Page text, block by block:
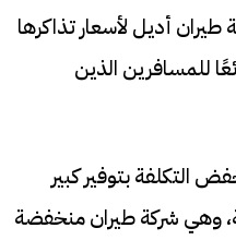
أديل لأسعار تذاكرها
للمسافرين الذين
التكلفة بتوفير كبير
وهي شركة طيران منخفضة